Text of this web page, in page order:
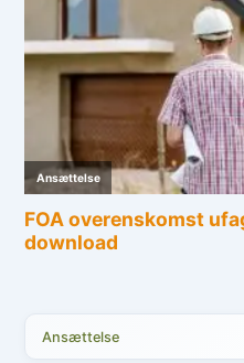
Ansættelse